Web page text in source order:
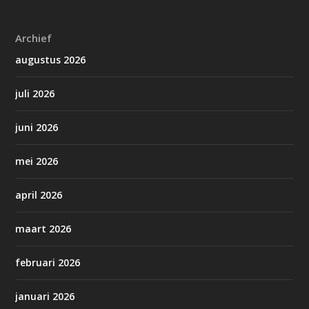
Archief
augustus 2026
juli 2026
juni 2026
mei 2026
april 2026
maart 2026
februari 2026
januari 2026